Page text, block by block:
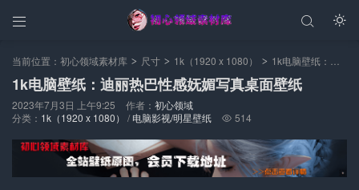
 

当前位置： 初心领域素材库 > 尺寸 > 1k（1920 x 1080） > 1k电脑壁纸：迪丽热巴性感妩媚写真桌面壁纸
1k电脑壁纸：迪丽热巴性感妩媚写真桌面壁纸
2023年7月3日 上午9:25 作者： 初心领域
分类： 1k（1920 x 1080） /电脑影视/明星壁纸  514